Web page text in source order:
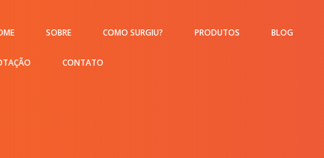
SOBRE COMO SURGIU? PRODUTOS BLOG
CONTATO